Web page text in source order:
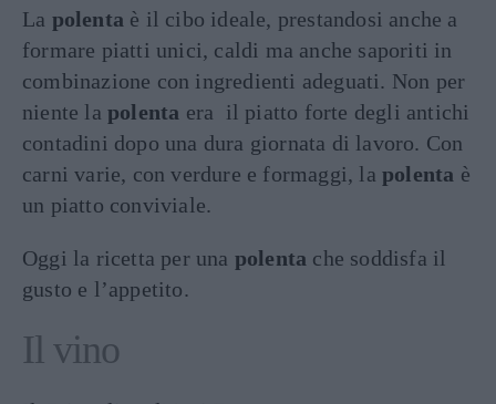
La polenta è il cibo ideale, prestandosi anche a
formare piatti unici, caldi ma anche saporiti in
combinazione con ingredienti adeguati. Non per
niente la polenta era il piatto forte degli antichi
contadini dopo una dura giornata di lavoro. Con
carni varie, con verdure e formaggi, lapolenta è
un piatto conviviale.
Oggi la ricetta per una polenta che soddisfa il
gusto e l’appetito.
Il vino